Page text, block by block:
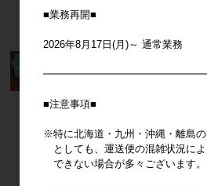
メーカー希望小売価格
■業務再開■
2026年8月17日(月)～ 通常業務
■注意事項■
※特に北海道・九州・沖縄・離島
としても、運送便の混雑状況に
できない場合が多々ございます。